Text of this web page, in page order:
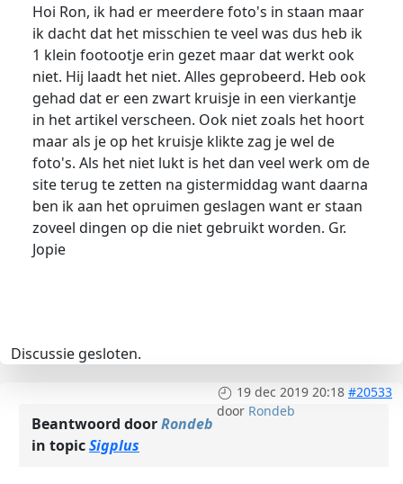
Hoi Ron, ik had er meerdere foto's in staan maar
ik dacht dat het misschien te veel was dus heb ik
1 klein footootje erin gezet maar dat werkt ook
niet. Hij laadt het niet. Alles geprobeerd. Heb ook
gehad dat er een zwart kruisje in een vierkantje
in het artikel verscheen. Ook niet zoals het hoort
maar als je op het kruisje klikte zag je wel de
foto's. Als het niet lukt is het dan veel werk om de
site terug te zetten na gistermiddag want daarna
ben ik aan het opruimen geslagen want er staan
zoveel dingen op die niet gebruikt worden. Gr.
Jopie
Discussie gesloten.
19 dec 2019 20:18 #20533
door Rondeb
Beantwoord doorRondeb
in topicSigplus